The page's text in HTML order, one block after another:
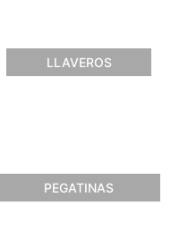
LLAVEROS
PEGATINAS